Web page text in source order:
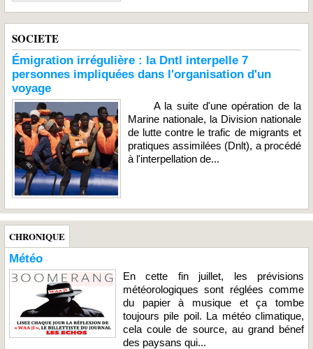
SOCIETE
Émigration irrégulière : la Dntl interpelle 7
personnes impliquées dans l'organisation d'un
voyage
A la suite d'une opération de la
Marine nationale, la Division nationale
de lutte contre le trafic de migrants et
pratiques assimilées (Dnlt), a procédé
à l'interpellation de...
CHRONIQUE
Météo
En cette fin juillet, les prévisions
météorologiques sont réglées comme
du papier à musique et ça tombe
toujours pile poil. La météo climatique,
cela coule de source, au grand bénef
des paysans qui...